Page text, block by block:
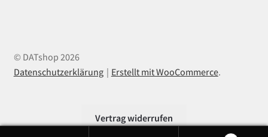
© DATshop 2026
Datenschutzerklärung
Erstellt mit WooCommerce.
Vertrag widerrufen